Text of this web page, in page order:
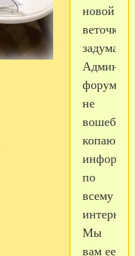
новой
форума
не
по
всему
Мы
вам ее